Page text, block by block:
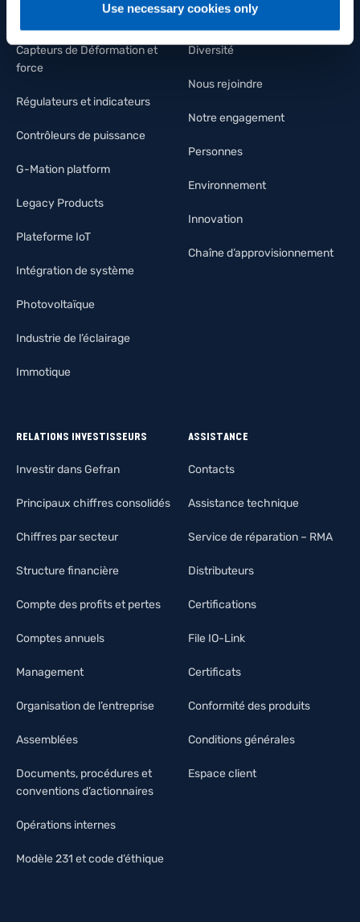
Use necessary cookies only
Capteurs de température
Capteurs de Déformation et
force
Régulateurs et indicateurs
Contrôleurs de puissance
G-Mation platform
Legacy Products
Plateforme IoT
Intégration de système
Photovoltaïque
Industrie de l’éclairage
Immotique
FLY Talent Academy
Diversité
Nous rejoindre
Notre engagement
Personnes
Environnement
Innovation
Chaîne d’approvisionnement
RELATIONS INVESTISSEURS
Investir dans Gefran
Principaux chiffres consolidés
Chiffres par secteur
Structure financière
Compte des profits et pertes
Comptes annuels
Management
Organisation de l’entreprise
Assemblées
Documents, procédures et
conventions d’actionnaires
Opérations internes
Modèle 231 et code d’éthique
ASSISTANCE
Contacts
Assistance technique
Service de réparation – RMA
Distributeurs
Certifications
File IO-Link
Certificats
Conformité des produits
Conditions générales
Espace client